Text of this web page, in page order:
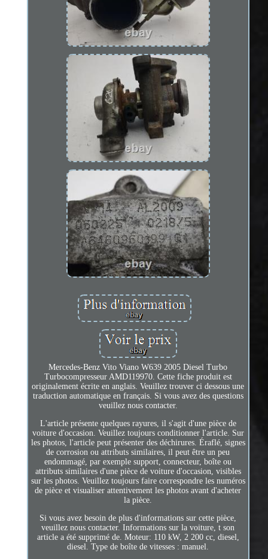
Mercedes-Benz Vito Viano W639 2005 Diesel Turbo
Turbocompresseur AMD119970. Cette fiche produit est
originalement écrite en anglais. Veuillez trouver ci dessous une
traduction automatique en français. Si vous avez des questions
veuillez nous contacter.
L'article présente quelques rayures, il s'agit d'une pièce de
voiture d'occasion. Veuillez toujours conditionner l'article. Sur
les photos, l'article peut présenter des déchirures. Éraflé, signes
de corrosion ou attributs similaires, il peut être un peu
endommagé, par exemple support, connecteur, boîte ou
attributs similaires d'une pièce de voiture d'occasion, visibles
sur les photos. Veuillez toujours faire correspondre les numéros
de pièce et visualiser attentivement les photos avant d'acheter
la pièce.
Si vous avez besoin de plus d'informations sur cette pièce,
veuillez nous contacter. Informations sur la voiture, t son
article a été supprimé de. Moteur: 110 kW, 2 200 cc, diesel,
diesel. Type de boîte de vitesses : manuel.